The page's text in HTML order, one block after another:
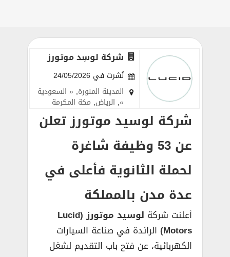
شركة لوسِد موتورز
نُشرت في 24/05/2026
المدينة المنورة, « السعودية
»
, الرياض, مكة المكرمة
شركة لوسيد موتورز تعلن
عن 53 وظيفة شاغرة
لحملة الثانوية فأعلى في
عدة مدن بالمملكة
أعلنت شركة
لوسيد موتورز (Lucid
Motors) الرائدة في صناعة السيارات
الكهربائية، عن فتح باب التقديم لشغل